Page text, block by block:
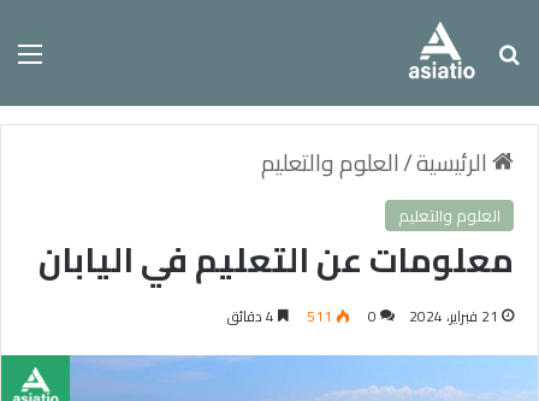
بحث عن
الرئيسية/العلوم والتعليم
العلوم والتعليم
معلومات عن التعليم في اليابان
21 فبراير، 2024 0
511